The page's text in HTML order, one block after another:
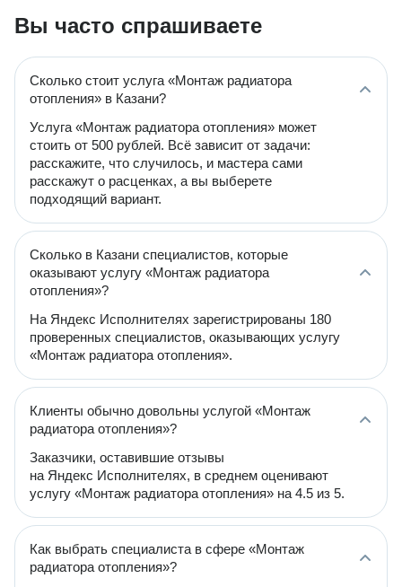
Вы часто спрашиваете
Сколько стоит услуга «Монтаж радиатора
отопления» в Казани?
Услуга «Монтаж радиатора отопления» может
стоить от 500 рублей. Всё зависит от задачи:
расскажите, что случилось, и мастера сами
расскажут о расценках, а вы выберете
подходящий вариант.
Сколько в Казани специалистов, которые
оказывают услугу «Монтаж радиатора
отопления»?
На Яндекс Исполнителях зарегистрированы 180
проверенных специалистов, оказывающих услугу
«Монтаж радиатора отопления».
Клиенты обычно довольны услугой «Монтаж
радиатора отопления»?
Заказчики, оставившие отзывы
на Яндекс Исполнителях, в среднем оценивают
услугу «Монтаж радиатора отопления» на 4.5 из 5.
Как выбрать специалиста в сфере «Монтаж
радиатора отопления»?